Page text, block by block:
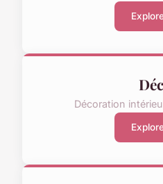
Décoration